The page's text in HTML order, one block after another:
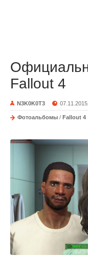
Fallout 4
N3K0K0T3
Фотоальбомы / Fallout 4